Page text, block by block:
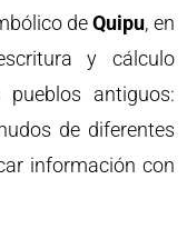
deQuipu, en
y cálculo
antiguos:
de diferentes
información con